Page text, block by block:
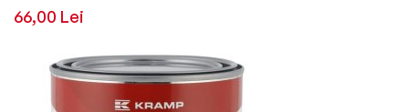
66,00 Lei